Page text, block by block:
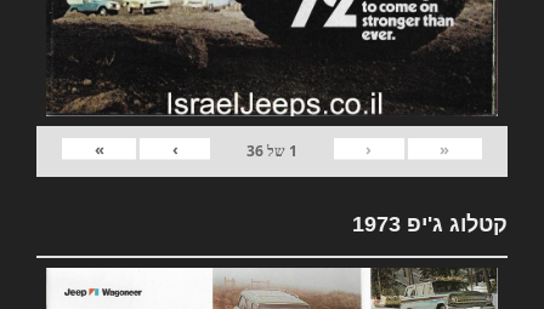
«
‹
1 של36
›
»
קטלוג ג'יפ 1973